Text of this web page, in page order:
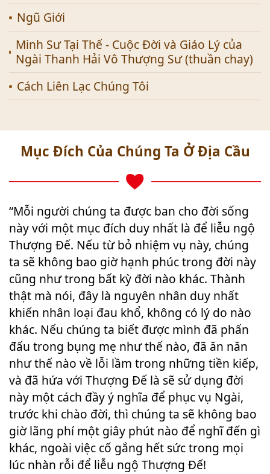
Ngũ Giới
Minh Sư Tại Thế - Cuộc Đời và Giáo Lý của
Ngài Thanh Hải Vô Thượng Sư (thuần chay)
Cách Liên Lạc Chúng Tôi
Mục Đích Của Chúng Ta Ở Địa Cầu
“Mỗi người chúng ta được ban cho đời sống
này với một mục đích duy nhất là để liễu ngộ
Thượng Đế. Nếu từ bỏ nhiệm vụ này, chúng
ta sẽ không bao giờ hạnh phúc trong đời này
cũng như trong bất kỳ đời nào khác. Thành
thật mà nói, đây là nguyên nhân duy nhất
khiến nhân loại đau khổ, không có lý do nào
khác. Nếu chúng ta biết được mình đã phấn
đấu trong bụng mẹ như thế nào, đã ăn năn
như thế nào về lỗi lầm trong những tiền kiếp,
và đã hứa với Thượng Đế là sẽ sử dụng đời
này một cách đầy ý nghĩa để phục vụ Ngài,
trước khi chào đời, thì chúng ta sẽ không bao
giờ lãng phí một giây phút nào để nghĩ đến gì
khác, ngoài việc cố gắng hết sức trong mọi
lúc nhàn rỗi để liễu ngộ Thượng Đế!